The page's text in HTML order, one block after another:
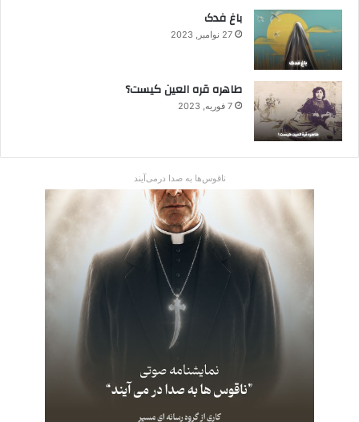
باغ فدک
27 نوامبر, 2023
طاهره قره العین کیست؟
7 فوریه, 2023
ناقوس‌ها به صدا در‌می‌آیند